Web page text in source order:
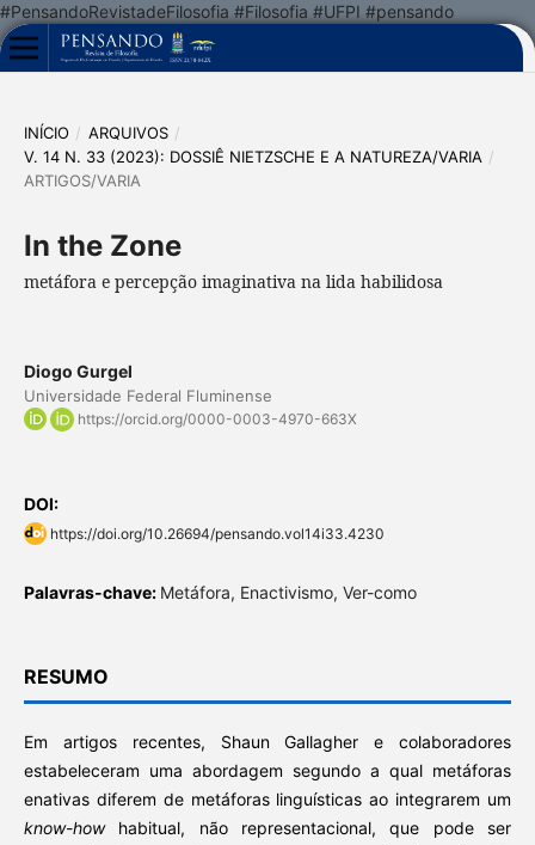
#PensandoRevistadeFilosofia #Filosofia #UFPI #pensando
INÍCIO / ARQUIVOS /
V. 14 N. 33 (2023): DOSSIÊ NIETZSCHE E A NATUREZA/VARIA /
ARTIGOS/VARIA
In the Zone
metáfora e percepção imaginativa na lida habilidosa
Diogo Gurgel
Universidade Federal Fluminense
https://orcid.org/0000-0003-4970-663X
DOI:
https://doi.org/10.26694/pensando.vol14i33.4230
Palavras-chave: Metáfora, Enactivismo, Ver-como
RESUMO
Em artigos recentes, Shaun Gallagher e colaboradores
estabeleceram uma abordagem segundo a qual metáforas
enativas diferem de metáforas linguísticas ao integrarem um
know-howhabitual, não representacional, que pode ser